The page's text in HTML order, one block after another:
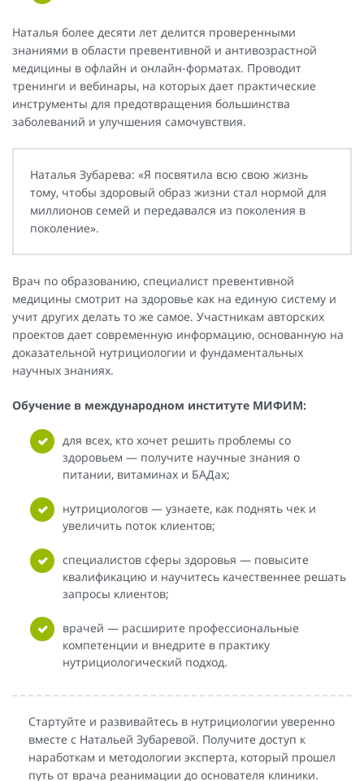
Наталья более десяти лет делится проверенными
знаниями в области превентивной и антивозрастной
медицины в офлайн и онлайн-форматах. Проводит
тренинги и вебинары, на которых дает практические
инструменты для предотвращения большинства
заболеваний и улучшения самочувствия.
Наталья Зубарева: «Я посвятила всю свою жизнь
тому, чтобы здоровый образ жизни стал нормой для
миллионов семей и передавался из поколения в
поколение».
Врач по образованию, специалист превентивной
медицины смотрит на здоровье как на единую систему и
учит других делать то же самое. Участникам авторских
проектов дает современную информацию, основанную на
доказательной нутрициологии и фундаментальных
научных знаниях.
Обучение в международном институте МИФИМ:
для всех, кто хочет решить проблемы со
здоровьем — получите научные знания о
питании, витаминах и БАДах;
нутрициологов — узнаете, как поднять чек и
увеличить поток клиентов;
специалистов сферы здоровья — повысите
квалификацию и научитесь качественнее решать
запросы клиентов;
врачей — расширите профессиональные
компетенции и внедрите в практику
нутрициологический подход.
Стартуйте и развивайтесь в нутрициологии уверенно
вместе с Натальей Зубаревой. Получите доступ к
наработкам и методологии эксперта, который прошел
путь от врача реанимации до основателя клиники.